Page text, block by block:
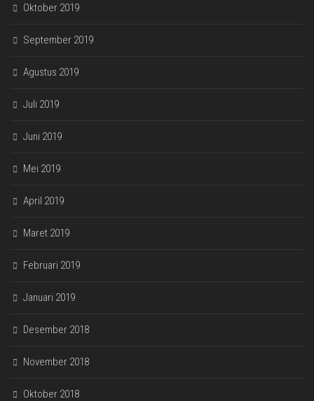
Oktober 2019
September 2019
Agustus 2019
Juli 2019
Juni 2019
Mei 2019
April 2019
Maret 2019
Februari 2019
Januari 2019
Desember 2018
November 2018
Oktober 2018